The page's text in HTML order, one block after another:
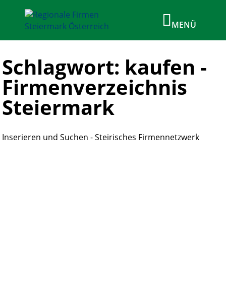
Schlagwort: kaufen -
Firmenverzeichnis
Steiermark
Inserieren und Suchen - Steirisches Firmennetzwerk